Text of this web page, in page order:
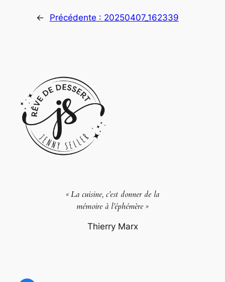
← Précédente : 20250407_162339
« La cuisine, c’est donner de la
mémoire à l’éphémère »
Thierry Marx